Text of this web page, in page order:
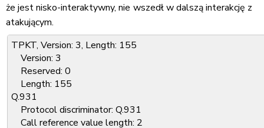
że jest nisko-interaktywny, nie wszedł w dalszą interakcję z
atakującym.
TPKT, Version: 3, Length: 155
Version: 3
Reserved: 0
Length: 155
Q.931
Protocol discriminator: Q.931
Call reference value length: 2